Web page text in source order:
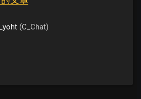
(C_Chat)